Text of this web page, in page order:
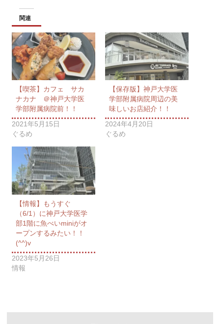
関連
【喫茶】カフェ サカ
ナカナ ＠神戸大学医
学部附属病院前！！
2021年5月15日
ぐるめ
【保存版】神戸大学医
学部附属病院周辺の美
味しいお店紹介！！
2024年4月20日
ぐるめ
【情報】もうすぐ
（6/1）に神戸大学医学
部1階に魚べいminiがオ
ープンするみたい！！
(^^)v
2023年5月26日
情報